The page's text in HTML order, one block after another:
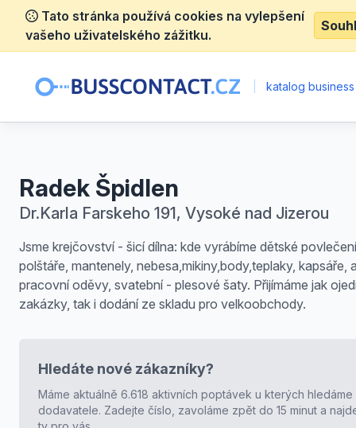
Tato stránka používá cookies na vylepšení
vašeho uživatelského zážitku.
katalog
Radek Špidlen
Dr.Karla Farskeho 191, Vysoké nad Jizerou
Jsme krejčovství - šicí dílna: kde vyrábíme dětské
polštáře, mantenely, nebesa,mikiny,body,teplaky, kapsáře,
pracovní oděvy, svatební - plesové šaty. Přijímáme jak
zakázky, tak i dodání ze skladu pro velkoobchody.
Hledáte nové zákazníky?
Máme aktuálně 6.618 aktivních poptávek u kterých hledáme
dodavatele. Zadejte číslo, zavoláme zpět do 15 minut a